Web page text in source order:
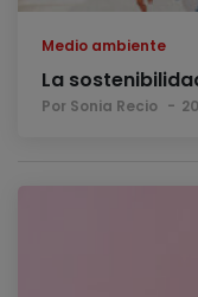
Medio ambiente
La
Por Sonia Recio